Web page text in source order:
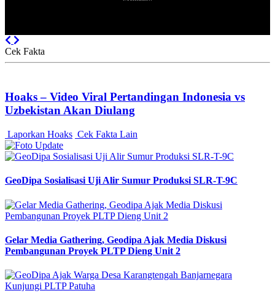
Previous
Cek Fakta
Hoaks – Video Viral Pertandingan Indonesia vs
Uzbekistan Akan Diulang
Laporkan Hoaks Cek Fakta Lain
GeoDipa Sosialisasi Uji Alir Sumur Produksi SLR-T-9C
Gelar Media Gathering, Geodipa Ajak Media Diskusi
Pembangunan Proyek PLTP Dieng Unit 2